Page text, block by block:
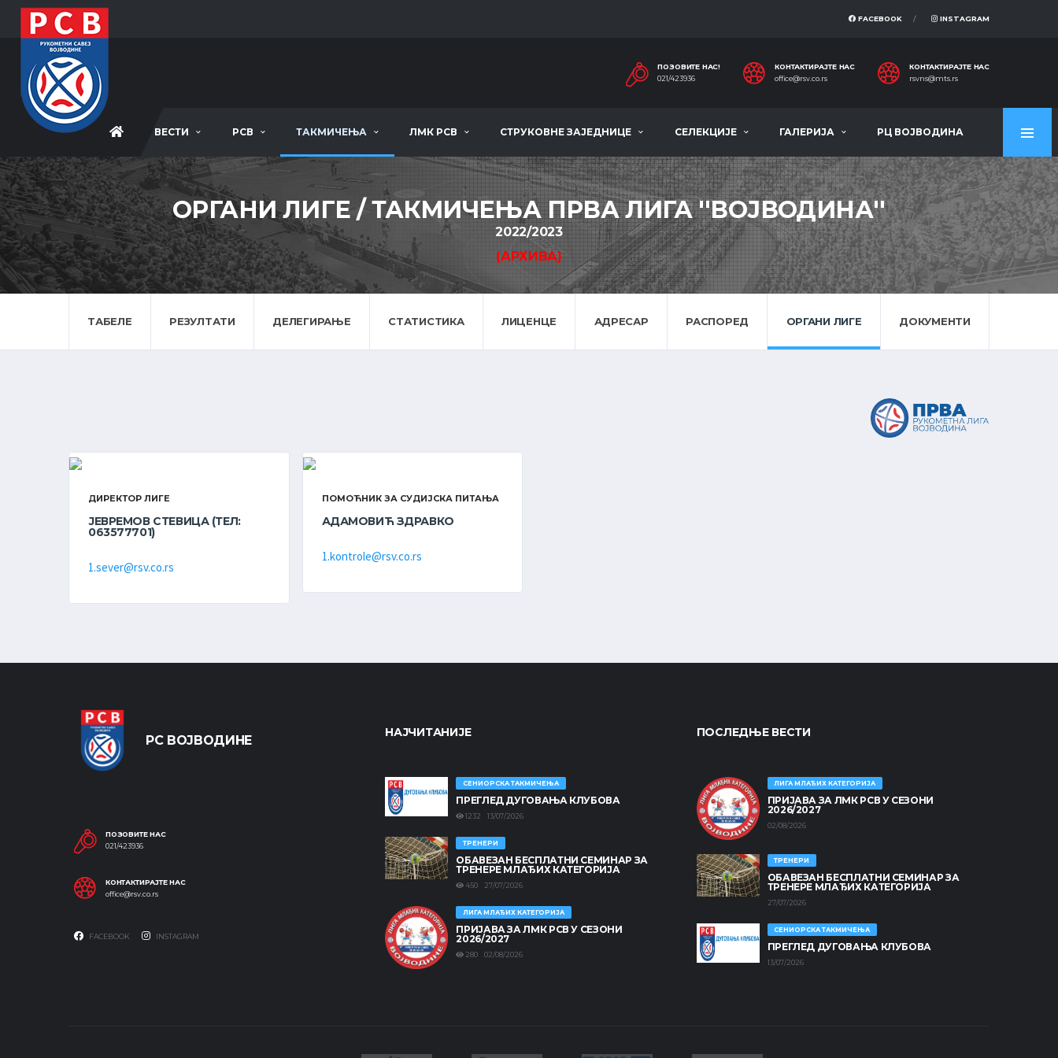
FACEBOOK INSTAGRAM
ПОЗОВИТЕ НАС!
021/423936
КОНТАКТИРАЈТЕ НАС
office@rsv.co.rs
КОНТАКТИРАЈТЕ НАС
rsvns@mts.rs
ВЕСТИ РСВ ТАКМИЧЕЊА ЛМК РСВ СТРУКОВНЕ ЗАЈЕДНИЦЕ СЕЛЕКЦИЈЕ ГАЛЕРИЈА РЦ ВОЈВОДИНА
ОРГАНИ ЛИГЕ / ТАКМИЧЕЊА ПРВА ЛИГА ''ВОЈВОДИНА''
2022/2023
(АРХИВА)
ТАБЕЛЕ РЕЗУЛТАТИ ДЕЛЕГИРАЊЕ СТАТИСТИКА ЛИЦЕНЦЕ АДРЕСАР РАСПОРЕД ОРГАНИ ЛИГЕ ДОКУМЕНТИ
ДИРЕКТОР ЛИГЕ
ЈЕВРЕМОВ СТЕВИЦА (ТЕЛ:
063577701)
1.sever@rsv.co.rs
ПОМОЋНИК ЗА СУДИЈСКА ПИТАЊА
АДАМОВИЋ ЗДРАВКО
1.kontrole@rsv.co.rs
РС ВОЈВОДИНЕ
ПОЗОВИТЕ НАС
021/423936
КОНТАКТИРАЈТЕ НАС
office@rsv.co.rs
FACEBOOK INSTAGRAM
НАЈЧИТАНИЈЕ
СЕНИОРСКА ТАКМИЧЕЊА
ПРЕГЛЕД ДУГОВАЊА КЛУБОВА
1232 13/07/2026
ТРЕНЕРИ
ОБАВЕЗАН БЕСПЛАТНИ СЕМИНАР ЗА
ТРЕНЕРЕ МЛАЂИХ КАТЕГОРИЈА
450 27/07/2026
ЛИГА МЛАЂИХ КАТЕГОРИЈА
ПРИЈАВА ЗА ЛМК РСВ У СЕЗОНИ
2026/2027
280 02/08/2026
ПОСЛЕДЊЕ ВЕСТИ
ЛИГА МЛАЂИХ КАТЕГОРИЈА
ПРИЈАВА ЗА ЛМК РСВ У СЕЗОНИ
2026/2027
02/08/2026
ТРЕНЕРИ
ОБАВЕЗАН БЕСПЛАТНИ СЕМИНАР ЗА
ТРЕНЕРЕ МЛАЂИХ КАТЕГОРИЈА
27/07/2026
СЕНИОРСКА ТАКМИЧЕЊА
ПРЕГЛЕД ДУГОВАЊА КЛУБОВА
13/07/2026